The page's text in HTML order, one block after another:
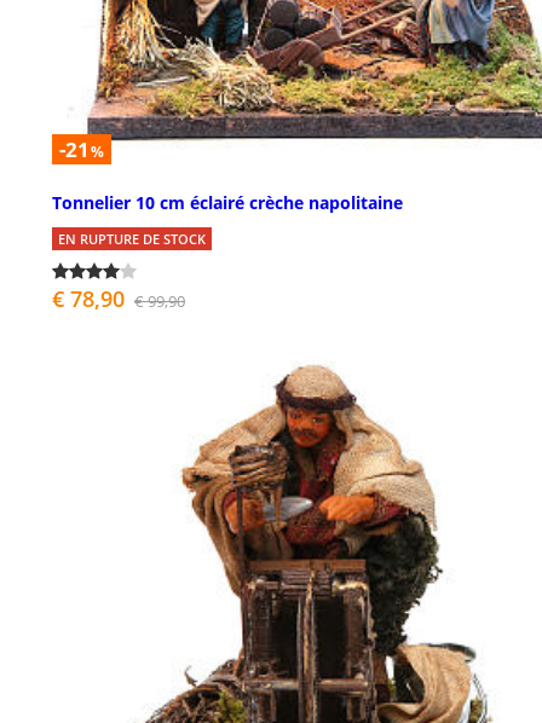
-21 %
Tonnelier 10 cm éclairé crèche napolitaine
EN RUPTURE DE STOCK
€ 78,90 € 99,90